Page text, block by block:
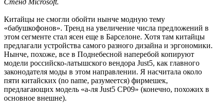
Китайцы не смогли обойти нынче модную тему
«бабушкофонов». Тренд на увеличение числа предложений в
этом сегменте стал ясен еще в Барселоне. Хотя там китайцы
предлагали устройства самого разного дизайна и эргономики.
Нынче, похоже, все в Поднебесной наперебой копируют
модели российско-латышского вендора Just5, как главного
законодателя моды в этом направлении. Я насчитала около
пяти китайских (no name, разумеется) фирмешек,
предлагающих модель «а-ля Just5 CP09» (конечно, похожих в
основное внешне).